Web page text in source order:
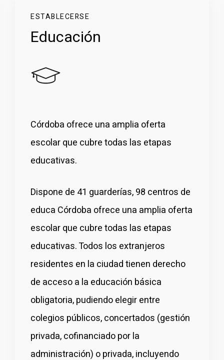
ESTABLECERSE
Educación
Córdoba ofrece una amplia oferta
escolar que cubre todas las etapas
educativas.
Dispone de 41 guarderías, 98 centros de
educa Córdoba ofrece una amplia oferta
escolar que cubre todas las etapas
educativas. Todos los extranjeros
residentes en la ciudad tienen derecho
de acceso a la educación básica
obligatoria, pudiendo elegir entre
colegios públicos, concertados (gestión
privada, cofinanciado por la
administración) o privada, incluyendo